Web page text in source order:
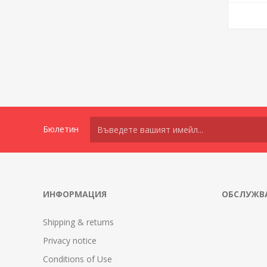
Бюлетин
ИНФОРМАЦИЯ
Shipping & returns
Privacy notice
Conditions of Use